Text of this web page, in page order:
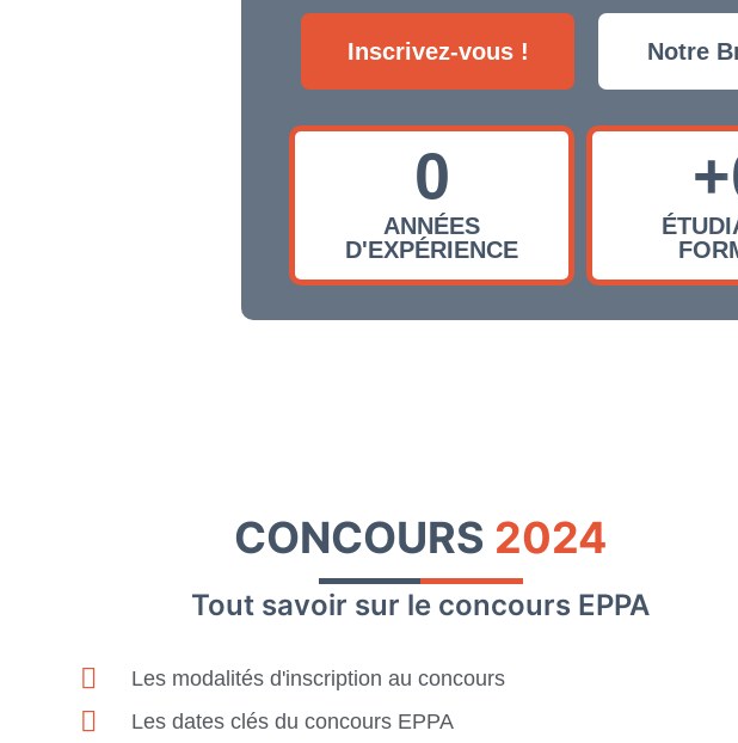
Inscrivez-vous ! Notre
0
ANNÉES
D'EXPÉRIENCE
+
CONCOURS 2024
Tout savoir sur le concours EPPA
Les modalités d'inscription au concours
Les dates clés du concours EPPA